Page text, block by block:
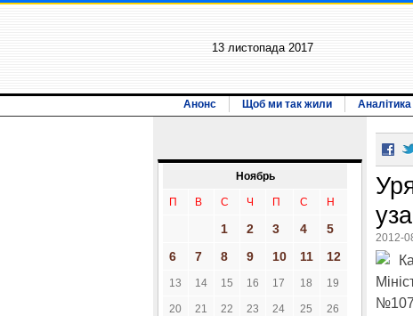
13 листопада 2017
Анонс Щоб ми так жили Аналітика
Ноябрь
П В С Ч П С Н
1 2 3 4
5
6
7 8 9 10 11 12
13 14 15 16 17 18 19
20 21 22 23 24 25 26
2012-